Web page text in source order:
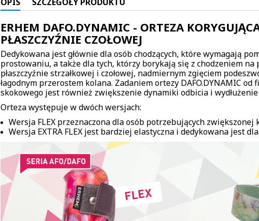
ERHEM DAFO.DYNAMIC - ORTEZA
PŁASZCZYŹNIE CZOŁOWEJ
Dedykowana jest głównie dla osób chodzących, które wymagają
prostowaniu, a także dla tych, którzy borykają się z chodzeniem
płaszczyźnie strzałkowej i czołowej, nadmiernym zgięciem
łagodnym przerostem kolana. Zadaniem ortezy DAFO.DYNAMIC
skokowego jest również zwiększenie dynamiki odbicia i
Orteza występuje w dwóch wersjach:
Wersja FLEX przeznaczona dla osób potrzebujących zwiększonej
Wersja EXTRA FLEX jest bardziej elastyczna i dedykowana jest